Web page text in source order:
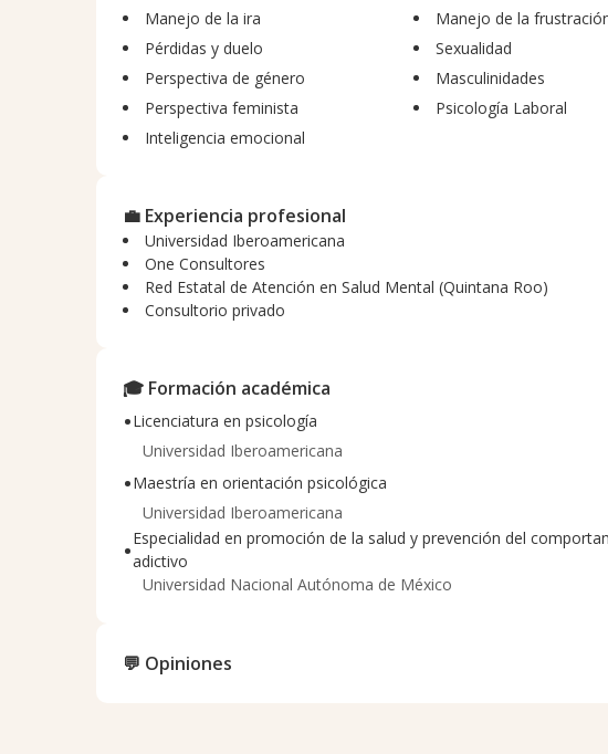
Manejo de la ira
Manejo de la
Pérdidas y duelo
Sexualidad
Perspectiva de género
Masculinidades
Perspectiva feminista
Psicología Laboral
Inteligencia emocional
💼 Experiencia profesional
Universidad Iberoamericana
One Consultores
Red Estatal de Atención en Salud Mental (Quintana Roo)
Consultorio privado
🎓 Formación académica
•Licenciatura en psicología
Universidad Iberoamericana
•Maestría en orientación psicológica
Universidad Iberoamericana
•Especialidad en promoción de la salud y prevención del
adictivo
Universidad Nacional Autónoma de México
💬 Opiniones